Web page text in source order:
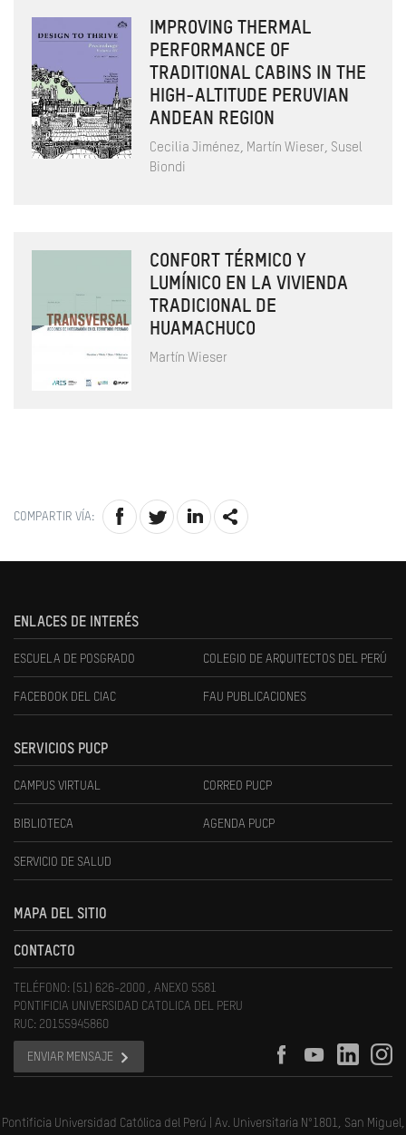
IMPROVING THERMAL
PERFORMANCE OF
TRADITIONAL CABINS IN THE
HIGH-ALTITUDE PERUVIAN
ANDEAN REGION
Cecilia Jiménez, Martín Wieser, Susel
Biondi
CONFORT TÉRMICO Y
LUMÍNICO EN LA VIVIENDA
TRADICIONAL DE
HUAMACHUCO
Martín Wieser
COMPARTIR VÍA:
ENLACES DE INTERÉS
ESCUELA DE POSGRADO COLEGIO DE ARQUITECTOS DEL PERÚ
FACEBOOK DEL CIAC FAU PUBLICACIONES
SERVICIOS PUCP
CAMPUS VIRTUAL CORREO PUCP
BIBLIOTECA AGENDA PUCP
SERVICIO DE SALUD
MAPA DEL SITIO
CONTACTO
TELÉFONO: (51) 626-2000 , ANEXO 5581
PONTIFICIA UNIVERSIDAD CATOLICA DEL PERU
RUC: 20155945860
ENVIAR MENSAJE
Pontificia Universidad Católica del Perú | Av. Universitaria N°1801, San Miguel,